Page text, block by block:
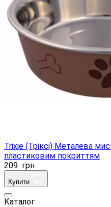
Trixie (Тріксі) Металева
пластиковим покриттям
209 грн
Купити
Каталог